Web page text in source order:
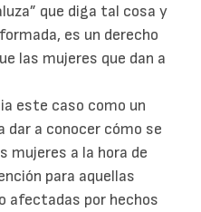
que diga tal cosa y
es un derecho
las mujeres que dan a
este caso como un
dar a conocer cómo se
mujeres a la hora de
para aquellas
afectadas por hechos